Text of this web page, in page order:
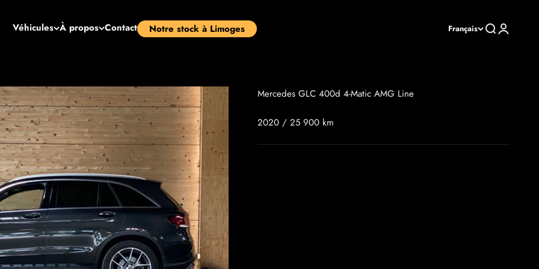
Véhicules À propos Contact Notre stock à Limoges Français Recherche
Connexion
Mercedes GLC 400d 4-Matic AMG Line
2020 / 25 900 km